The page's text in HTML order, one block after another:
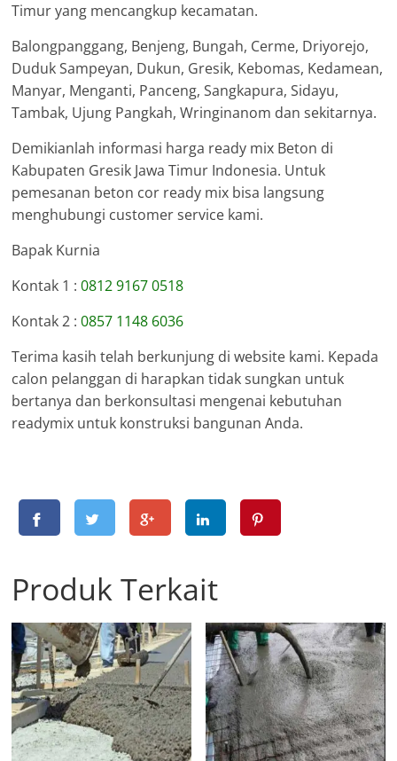
Timur yang mencangkup kecamatan.
Balongpanggang, Benjeng, Bungah, Cerme, Driyorejo,
Duduk Sampeyan, Dukun, Gresik, Kebomas, Kedamean,
Manyar, Menganti, Panceng, Sangkapura, Sidayu,
Tambak, Ujung Pangkah, Wringinanom dan sekitarnya.
Demikianlah informasi harga ready mix Beton di
Kabupaten Gresik Jawa Timur Indonesia. Untuk
pemesanan beton cor ready mix bisa langsung
menghubungi customer service kami.
Bapak Kurnia
Kontak 1 :0812 9167 0518
Kontak 2 :0857 1148 6036
Terima kasih telah berkunjung di website kami. Kepada
calon pelanggan di harapkan tidak sungkan untuk
bertanya dan berkonsultasi mengenai kebutuhan
readymix untuk konstruksi bangunan Anda.
Produk Terkait